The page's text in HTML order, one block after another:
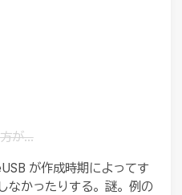
が…
が作成時期によってす
なかったりする。謎。例の